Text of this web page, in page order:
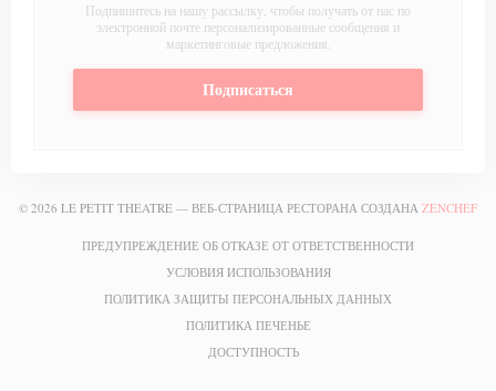
Подпишитесь на нашу рассылку, чтобы получать от нас по
электронной почте персонализированные сообщения и
маркетинговые предложения.
Подписаться
© 2026 LE PETIT THEATRE — ВЕБ-СТРАНИЦА РЕСТОРАНА СОЗДАНА ZENCHEF
ПРЕДУПРЕЖДЕНИЕ ОБ ОТКАЗЕ ОТ ОТВЕТСТВЕННОСТИ
УСЛОВИЯ ИСПОЛЬЗОВАНИЯ((ОТКРЫВАЕТСЯ В НОВОМ
ПОЛИТИКА ЗАЩИТЫ ПЕРСОНАЛЬНЫХ ДАННЫХ
ПОЛИТИКА ПЕЧЕНЬЕ((ОТКРЫВАЕТСЯ В НОВОМ
ДОСТУПНОСТЬ((ОТКРЫВАЕТСЯ В НОВОМ